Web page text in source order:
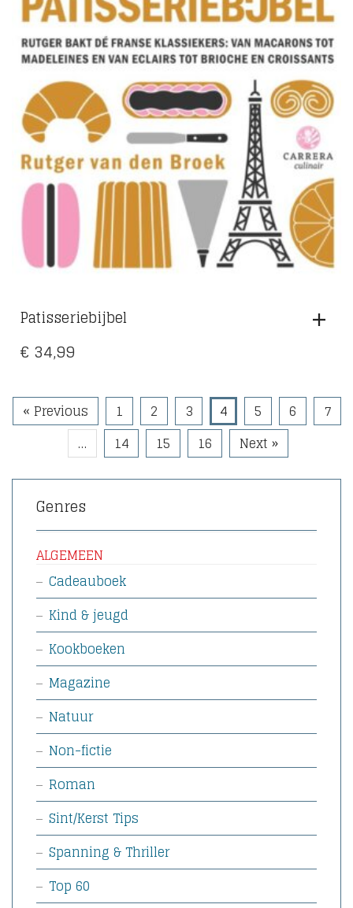
Patisseriebijbel
€ 34,99
« Previous 1 2 3 4 5 6
7
…
14 15 16 Next »
Genres
ALGEMEEN
Cadeauboek
Kind & jeugd
Kookboeken
Magazine
Natuur
Non-fictie
Roman
Sint/Kerst Tips
Spanning & Thriller
Top 60